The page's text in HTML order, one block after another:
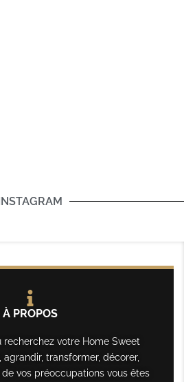
À PROPOS
recherchez votre Home Sweet
agrandir, transformer, décorer,
vos préoccupations vous êtes